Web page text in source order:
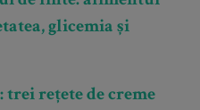
glicemia și
rețete de creme